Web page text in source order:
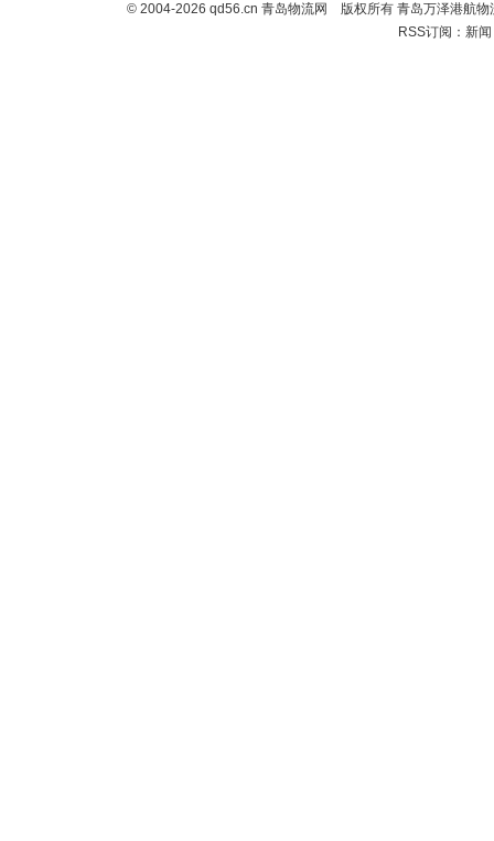
© 2004-2026 qd56.cn 青岛物流网 版权所有 青岛万泽港航物
RSS订阅： 新闻